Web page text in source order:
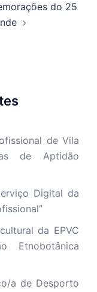
do 25
de Vila
de Aptidão
Digital da
da EPVC
Etnobotânica
a de Desporto